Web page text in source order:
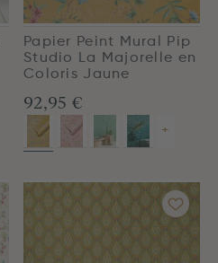
Papier Peint Mural Pip
Studio La Majorelle en
Coloris Jaune
92,95 €
+